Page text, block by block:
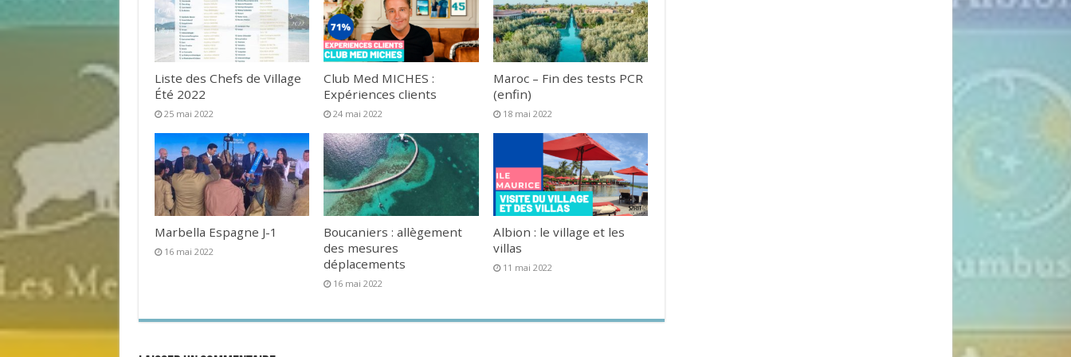
Liste des Chefs de Village
Été 2022
25 mai 2022
Club Med MICHES :
Expériences clients
24 mai 2022
Maroc – Fin des tests PCR
(enfin)
18 mai 2022
Marbella Espagne J-1
16 mai 2022
Boucaniers : allègement
des mesures
déplacements
16 mai 2022
Albion : le village et les
villas
11 mai 2022